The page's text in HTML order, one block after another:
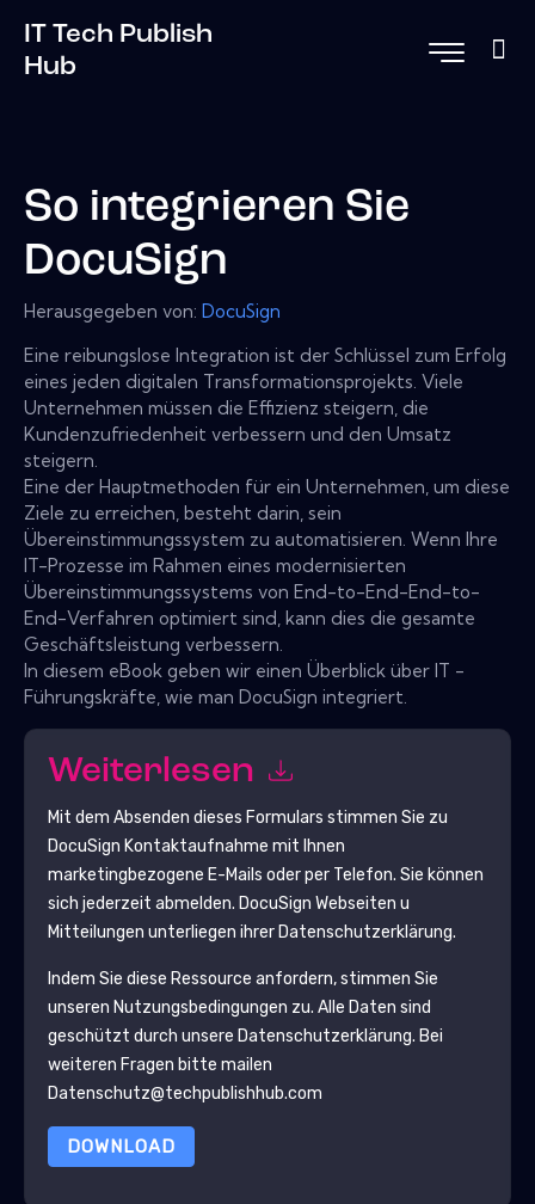
IT Tech Publish
Hub
So integrieren Sie
DocuSign
Herausgegeben von: DocuSign
Eine reibungslose Integration ist der Schlüssel zum Erfolg
eines jeden digitalen Transformationsprojekts. Viele
Unternehmen müssen die Effizienz steigern, die
Kundenzufriedenheit verbessern und den Umsatz
steigern.
Eine der Hauptmethoden für ein Unternehmen, um diese
Ziele zu erreichen, besteht darin, sein
Übereinstimmungssystem zu automatisieren. Wenn Ihre
IT-Prozesse im Rahmen eines modernisierten
Übereinstimmungssystems von End-to-End-End-to-
End-Verfahren optimiert sind, kann dies die gesamte
Geschäftsleistung verbessern.
In diesem eBook geben wir einen Überblick über IT -
Führungskräfte, wie man DocuSign integriert.
Weiterlesen
Mit dem Absenden dieses Formulars stimmen Sie zu
DocuSign Kontaktaufnahme mit Ihnen
marketingbezogene E-Mails oder per Telefon. Sie können
sich jederzeit abmelden. DocuSign Webseiten u
Mitteilungen unterliegen ihrer Datenschutzerklärung.
Indem Sie diese Ressource anfordern, stimmen Sie
unseren Nutzungsbedingungen zu. Alle Daten sind
geschützt durch unsere Datenschutzerklärung. Bei
weiteren Fragen bitte mailen
Datenschutz@techpublishhub.com
DOWNLOAD